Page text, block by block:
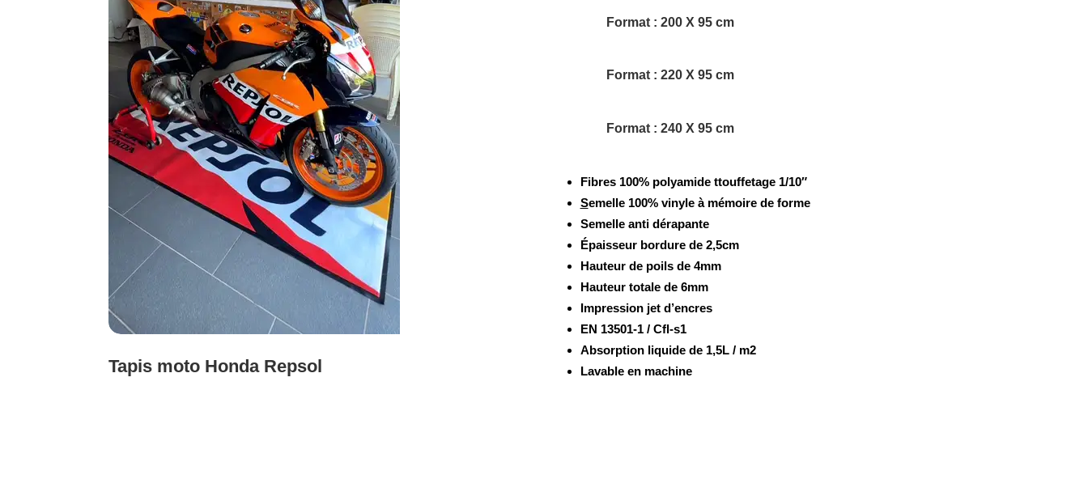
Tapis moto Honda Repsol
Format : 200 X 95 cm
Format : 220 X 95 cm
Format : 240 X 95 cm
Fibres 100% polyamide ttouffetage 1/10″
Semelle 100% vinyle à mémoire de forme
Semelle anti dérapante
Épaisseur bordure de 2,5cm
Hauteur de poils de 4mm
Hauteur totale de 6mm
Impression jet d’encres
EN 13501-1 / Cfl-s1
Absorption liquide de 1,5L / m2
Lavable en machine